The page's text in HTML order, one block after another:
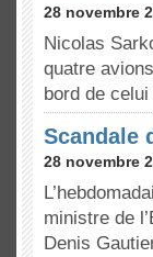
28 novembre
Nicolas
quatre
bord de
Scandale
28 novembre
ministre de
Denis